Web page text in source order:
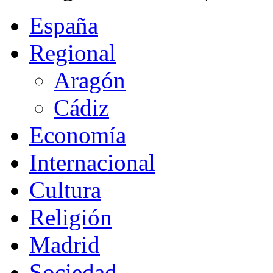
España
Regional
Aragón
Cádiz
Economía
Internacional
Cultura
Religión
Madrid